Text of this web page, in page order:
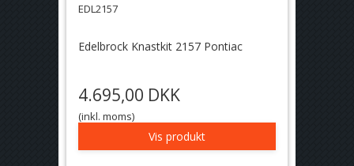
EDL2157
Edelbrock Knastkit 2157 Pontiac
4.695,00 DKK
(inkl. moms)
Vis produkt